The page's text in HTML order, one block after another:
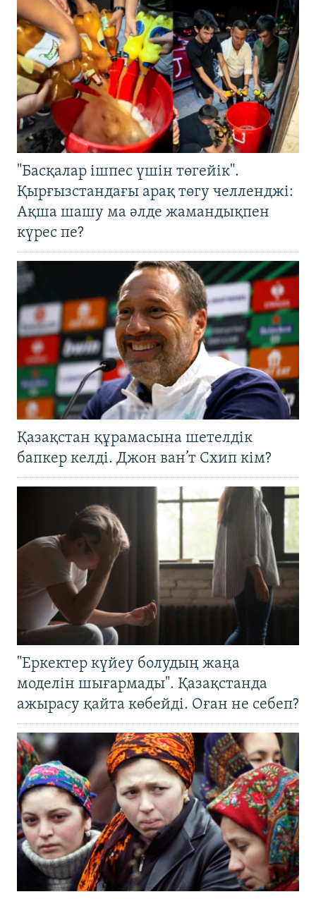
"Басқалар ішпес үшін төгейік".
Қырғызстандағы арақ төгу челленджі:
Ақша шашу ма әлде жамандықпен
күрес пе?
Қазақстан құрамасына шетелдік
бапкер келді. Джон ван’т Схип кім?
"Еркектер күйеу болудың жаңа
моделін шығармады". Қазақстанда
ажырасу қайта көбейді. Оған не себеп?